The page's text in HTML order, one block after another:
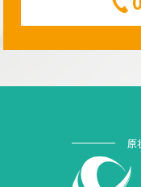
原